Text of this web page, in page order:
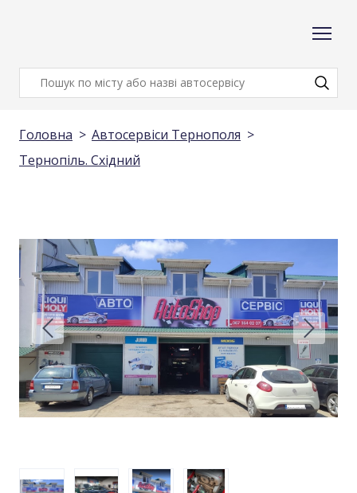
Головна
Автосервіси Тернополя
Тернопіль. Східний